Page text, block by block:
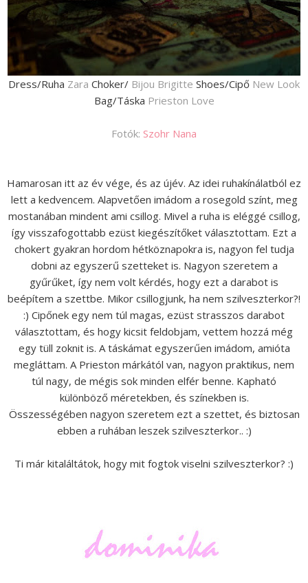
Dress/Ruha Zara Choker/ Bijou Brigitte Shoes/Cipő New Look
Bag/Táska Prieston Love
Fotók: Szohr Nana
Hamarosan itt az év vége, és az újév. Az idei ruhakínálatból ez
lett a kedvencem. Alapvetően imádom a rosegold színt, meg
mostanában mindent ami csillog. Mivel a ruha is eléggé csillog,
így visszafogottabb ezüst kiegészítőket választottam. Ezt a
chokert gyakran hordom hétköznapokra is, nagyon fel tudja
dobni az egyszerű szetteket is. Nagyon szeretem a
gyűrűket, így nem volt kérdés, hogy ezt a darabot is
beépítem a szettbe. Mikor csillogjunk, ha nem szilveszterkor?!
:) Cipőnek egy nem túl magas, ezüst strasszos darabot
választottam, és hogy kicsit feldobjam, vettem hozzá még
egy tüll zoknit is. A táskámat egyszerűen imádom, amióta
megláttam. A Prieston márkától van, nagyon praktikus, nem
túl nagy, de mégis sok minden elfér benne. Kapható
különböző méretekben, és színekben is.
Összességében nagyon szeretem ezt a szettet, és biztosan
ebben a ruhában leszek szilveszterkor.. :)
Ti már kitaláltátok, hogy mit fogtok viselni szilveszterkor? :)